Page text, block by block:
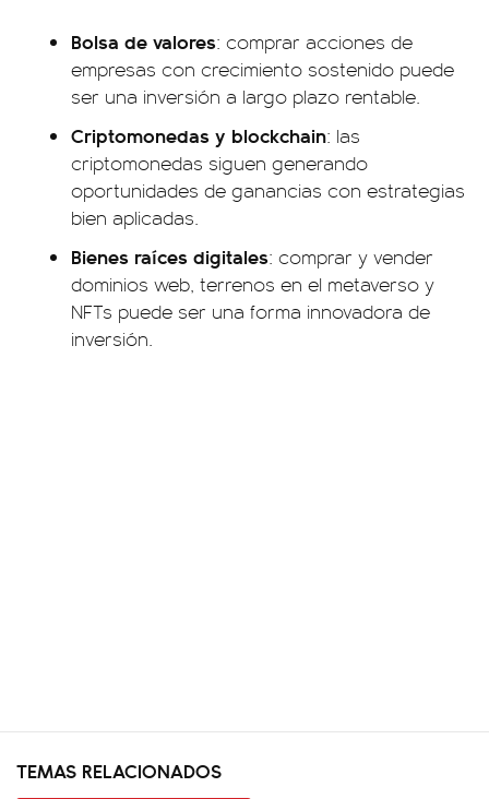
Bolsa de valores: comprar acciones de
empresas con crecimiento sostenido puede
ser una inversión a largo plazo rentable.
Criptomonedas y blockchain: las
criptomonedas siguen generando
oportunidades de ganancias con estrategias
bien aplicadas.
Bienes raíces digitales: comprar y vender
dominios web, terrenos en el metaverso y
NFTs puede ser una forma innovadora de
inversión.
TEMAS RELACIONADOS